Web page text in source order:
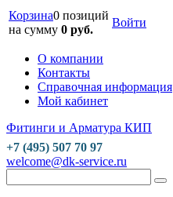
Корзина0 позиций
на сумму 0 руб.
Войти
О компании
Контакты
Справочная информация
Мой кабинет
Фитинги и Арматура КИП
+7 (495) 507 70 97
welcome@dk-service.ru